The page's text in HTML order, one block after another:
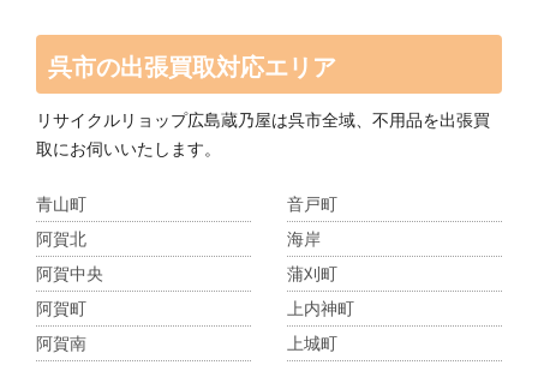
呉市の出張買取対応エリア
リサイクルリョップ広島蔵乃屋は呉市全域、不用品を出張買
取にお伺いいたします。
青山町
阿賀北
阿賀中央
阿賀町
阿賀南
音戸町
海岸
蒲刈町
上内神町
上城町